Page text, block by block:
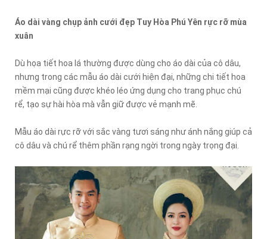
Áo dài vàng chụp ảnh cưới đẹp Tuy Hòa Phú Yên rực rỡ mùa
xuân
Dù họa tiết hoa lá thường được dùng cho áo dài của cô dâu,
nhưng trong các mẫu áo dài cưới hiện đại, những chi tiết hoa
mềm mại cũng được khéo léo ứng dụng cho trang phục chú
rể, tạo sự hài hòa mà vẫn giữ được vẻ mạnh mẽ.
Mẫu áo dài rực rỡ với sắc vàng tươi sáng như ánh nắng giúp cả
cô dâu và chú rể thêm phần rạng ngời trong ngày trọng đại.